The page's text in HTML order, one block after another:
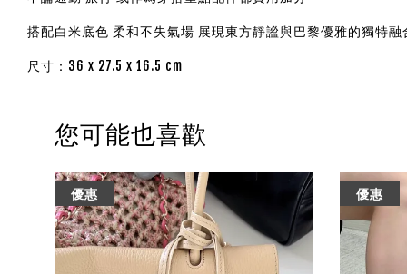
搭配白米底色 柔和不失氣場 展現東方靜謐與巴黎優雅的獨特融
尺寸：36 x 27.5 x 16.5 cm
您可能也喜歡
優惠 優惠